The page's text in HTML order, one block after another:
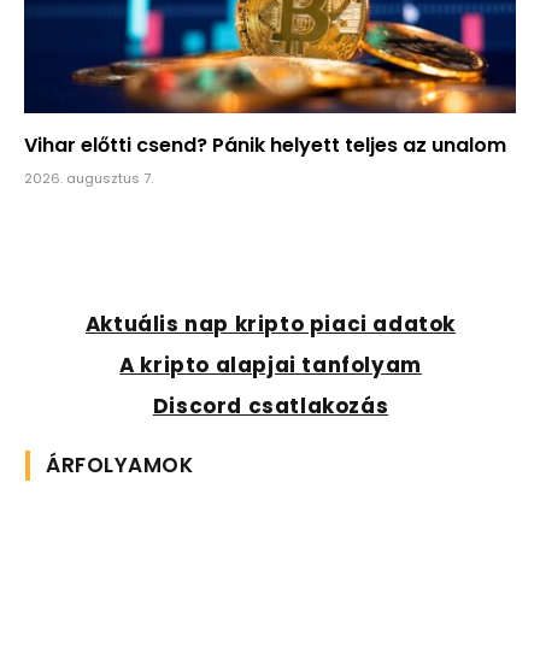
Vihar előtti csend? Pánik helyett teljes az unalom
2026. augusztus 7.
Aktuális nap kripto piaci adatok
A kripto alapjai tanfolyam
Discord csatlakozás
ÁRFOLYAMOK